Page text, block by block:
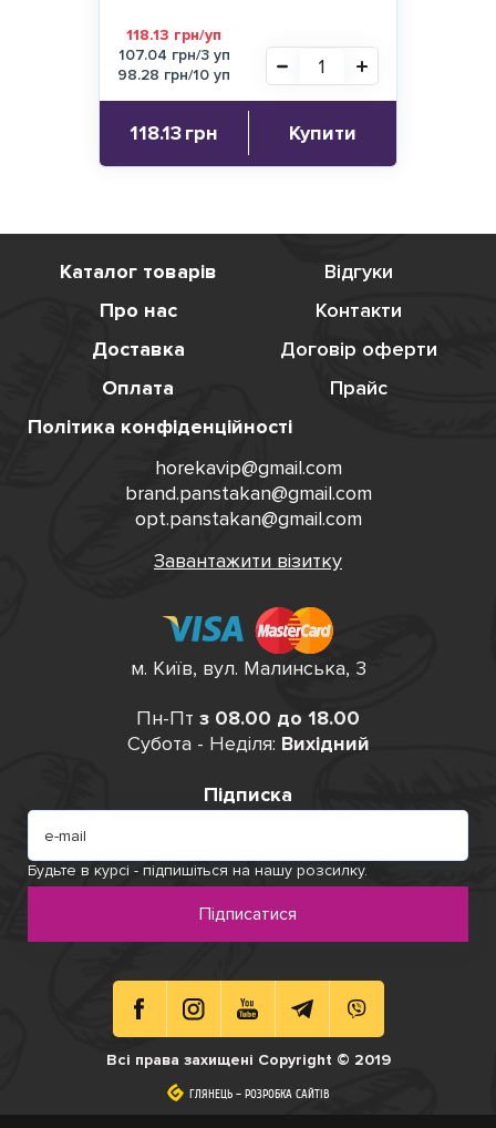
118.13 грн/уп
107.04 грн/3 уп
98.28 грн/10 уп
118.13грн Купити
Пн-Пт з 08.00 до 18.00
Субота - Неділя: Вихідний
Всі права захищені Copyright © 2019
Підписка
Будьте в курсі - підпишіться на нашу розсилку.
Підписатися
Каталог товарів
Відгуки
Про нас
Контакти
Доставка
Договір оферти
Оплата
Прайс
Політика конфіденційності
horekavip@gmail.com
brand.panstakan@gmail.com
opt.panstakan@gmail.com
Завантажити візитку
м. Київ, вул. Малинська, 3
ГЛЯНЕЦЬ– РОЗРОБКА САЙТІВ
ГЛЯНЕЦЬ– РОЗРОБКА САЙТІВ